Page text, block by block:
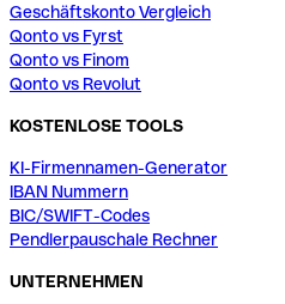
Geschäftskonto Vergleich
Qonto vs Fyrst
Qonto vs Finom
Qonto vs Revolut
KOSTENLOSE TOOLS
KI-Firmennamen-Generator
IBAN Nummern
BIC/SWIFT-Codes
Pendlerpauschale Rechner
UNTERNEHMEN